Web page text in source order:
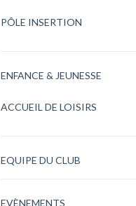
PÔLE INSERTION
ENFANCE & JEUNESSE
ACCUEIL DE LOISIRS
EQUIPE DU CLUB
EVÈNEMENTS